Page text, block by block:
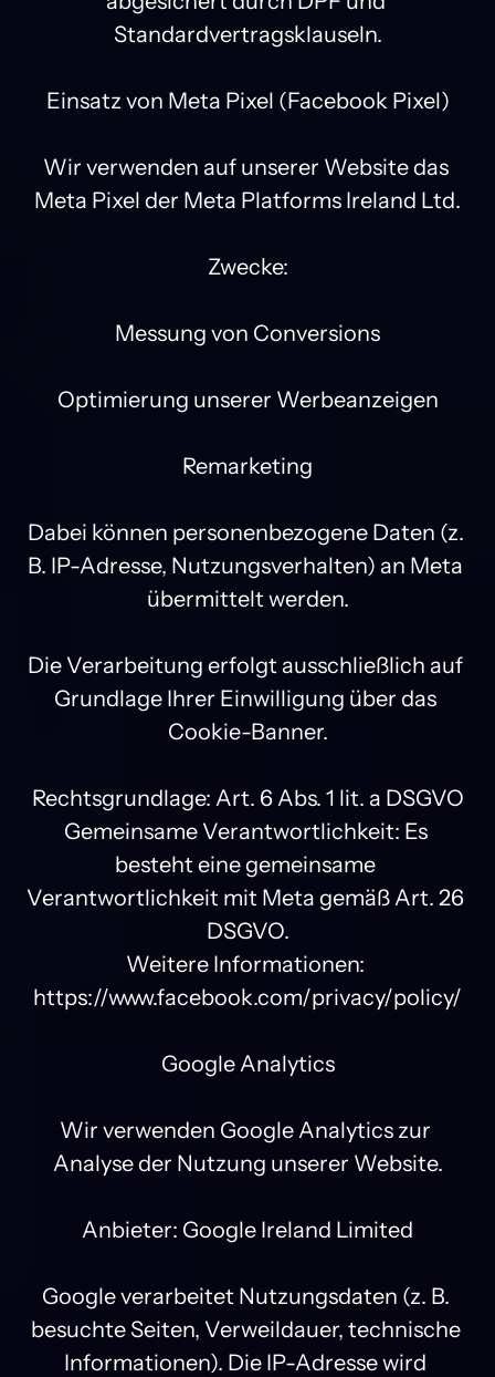
Standardvertragsklauseln.
Einsatz von Meta Pixel (Facebook Pixel)
Wir verwenden auf unserer Website das
Meta Pixel der Meta Platforms Ireland Ltd.
Zwecke:
Messung von Conversions
Optimierung unserer Werbeanzeigen
Remarketing
Dabei können personenbezogene Daten (z.
B. IP-Adresse, Nutzungsverhalten) an Meta
übermittelt werden.
Die Verarbeitung erfolgt ausschließlich auf
Grundlage Ihrer Einwilligung über das
Cookie-Banner.
Rechtsgrundlage: Art. 6 Abs. 1 lit. a DSGVO
Gemeinsame Verantwortlichkeit: Es
besteht eine gemeinsame
Verantwortlichkeit mit Meta gemäß Art. 26
DSGVO.
Weitere Informationen:
https://www.facebook.com/privacy/policy/
Google Analytics
Wir verwenden Google Analytics zur
Analyse der Nutzung unserer Website.
Anbieter: Google Ireland Limited
Google verarbeitet Nutzungsdaten (z. B.
besuchte Seiten, Verweildauer, technische
Informationen). Die IP-Adresse wird